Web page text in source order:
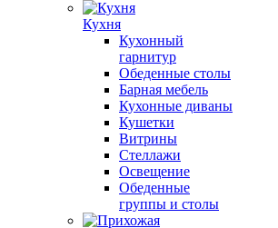
Кухня
Кухонный
гарнитур
Обеденные столы
Барная мебель
Кухонные диваны
Кушетки
Витрины
Стеллажи
Освещение
Обеденные
группы и столы